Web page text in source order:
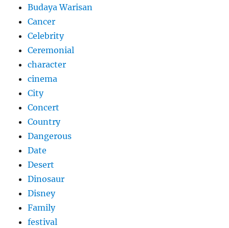
Budaya Warisan
Cancer
Celebrity
Ceremonial
character
cinema
City
Concert
Country
Dangerous
Date
Desert
Dinosaur
Disney
Family
festival